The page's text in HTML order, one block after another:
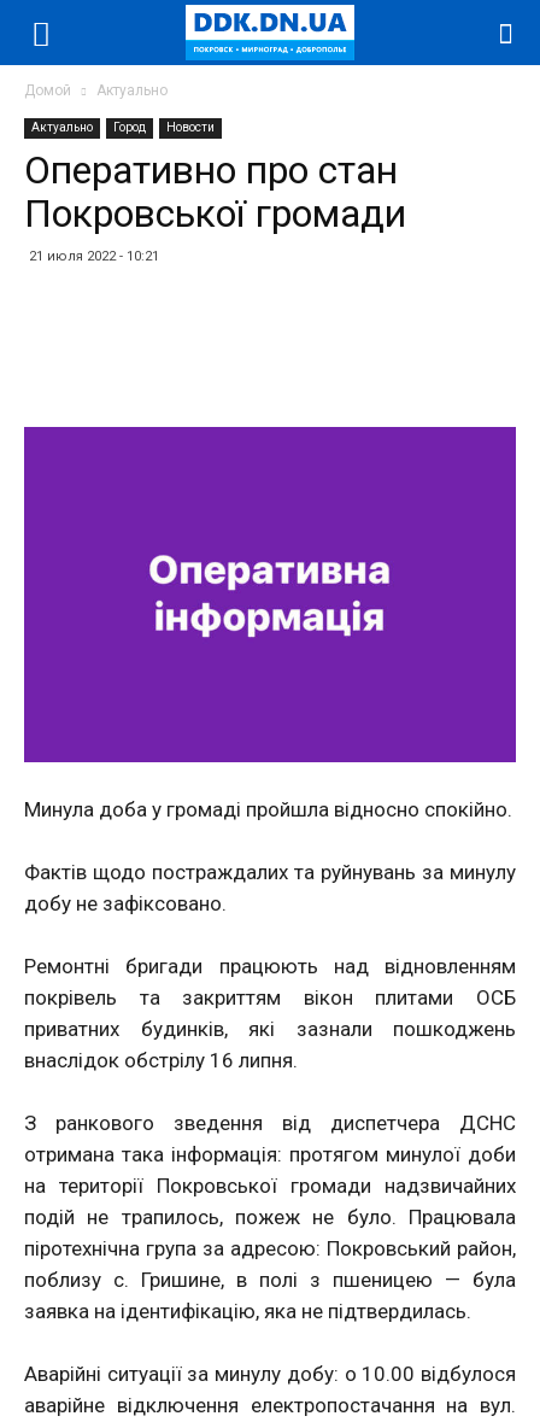
Домой Актуально
Актуально Город Новости
Оперативно про стан
Покровської громади
21 июля 2022 - 10:21
Минула доба у громаді пройшла відносно спокійно.
Фактів щодо постраждалих та руйнувань за минулу
добу не зафіксовано.
Ремонтні бригади працюють над відновленням
покрівель та закриттям вікон плитами ОСБ
приватних будинків, які зазнали пошкоджень
внаслідок обстрілу 16 липня.
З ранкового зведення від диспетчера ДСНС
отримана така інформація: протягом минулої доби
на території Покровської громади надзвичайних
подій не трапилось, пожеж не було. Працювала
піротехнічна група за адресою: Покровський район,
поблизу с. Гришине, в полі з пшеницею — була
заявка на ідентифікацію, яка не підтвердилась.
Аварійні ситуації за минулу добу: о 10.00 відбулося
аварійне відключення електропостачання на вул.